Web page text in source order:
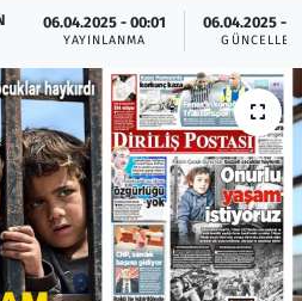
06.04.2025 - 00:01
YAYINLANMA
06.04.2025 -